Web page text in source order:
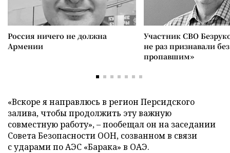
Россия ничего не должна
Армении
Участник СВО
не раз признавали
пропавшим»
«Вскоре я направлюсь в регион Персидского
залива, чтобы продолжить эту важную
совместную работу», – пообещал он на заседании
Совета Безопасности ООН, созванном в связи
с ударами по АЭС «Барака» в ОАЭ.